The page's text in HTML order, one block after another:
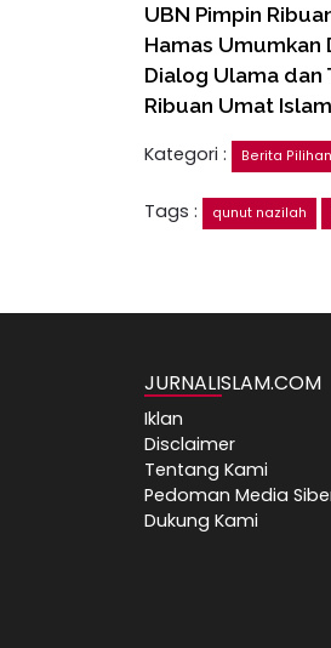
UBN Pimpin
Hamas Umumkan
Dialog Ulama dan
Ribuan Umat
Kategori :
Berita Pilihan
Tags : qunut nazilah
JURNALISLAM.COM
Iklan
Disclaimer
Tentang Kami
Pedoman Media
Dukung Kami